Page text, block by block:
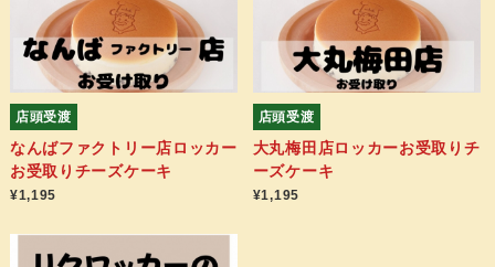
店頭受渡
なんばファクトリー店ロッカー
お受取りチーズケーキ
¥1,195
店頭受渡
大丸梅田店ロッカーお受取りチ
ーズケーキ
¥1,195